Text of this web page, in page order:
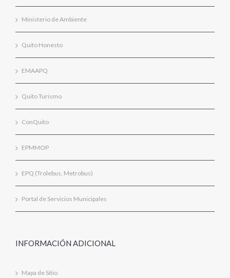
Ministerio de Ambiente
Quito Honesto
EMAAPQ
Quito Turismo
ConQuito
EPMMOP
EPQ (Trolebus, Metrobus)
Portal de Servicios Municipales
INFORMACIÓN ADICIONAL
Mapa de Sitio